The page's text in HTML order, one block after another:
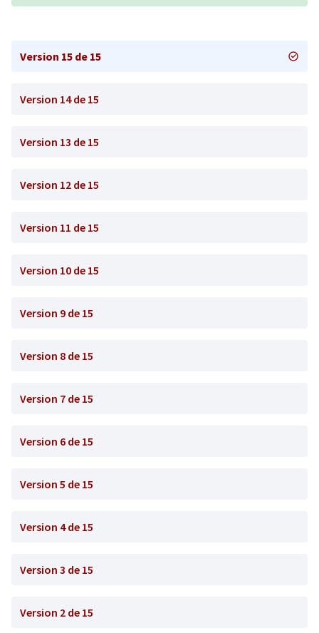
Version 15 de 15
Version 14 de 15
Version 13 de 15
Version 12 de 15
Version 11 de 15
Version 10 de 15
Version 9 de 15
Version 8 de 15
Version 7 de 15
Version 6 de 15
Version 5 de 15
Version 4 de 15
Version 3 de 15
Version 2 de 15